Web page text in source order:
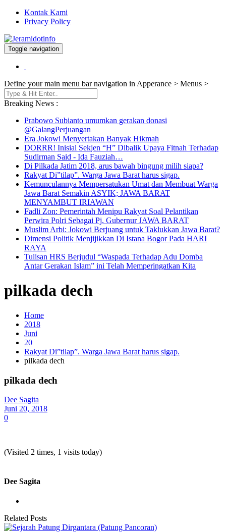
Kontak Kami
Privacy Policy
Jeramidotinfo
Berita dan Informasi Terkini
Toggle navigation
Define your main menu bar navigation in Apperance > Menus >
Breaking News :
Prabowo Subianto umumkan gerakan donasi
@GalangPerjuangan
Era Jokowi Menyertakan Banyak Hikmah
DORRR! Inisial Sekjen “H” Dibalik Upaya Fitnah Terhadap
Sudirman Said - Ida Fauziah…
Di Pilkada Jatim 2018, arus bawah bingung milih siapa?
Rakyat Di”tilap”. Warga Jawa Barat harus sigap.
Kemunculannya Mempersatukan Umat dan Membuat Warga
Jawa Barat Semakin ASYIK; JAWA BARAT
MENYAMBUT IRIAWAN
Fadli Zon: Pemerintah Menipu Rakyat Soal Pelantikan
Perwira Polri Sebagai Pj. Gubernur JAWA BARAT
Muslim Arbi: Jokowi Berjuang untuk Taklukkan Jawa Barat?
Dimensi Politik Menjijikkan Di Istana Bogor Pada HARI
RAYA
Tulisan HRS Berjudul “Waspada Terhadap Adu Domba
Antar Gerakan Islam” ini Telah Memperingatkan Kita
pilkada dech
Home
2018
Juni
20
Rakyat Di”tilap”. Warga Jawa Barat harus sigap.
pilkada dech
pilkada dech
Dee Sagita
Juni 20, 2018
0
(Visited 2 times, 1 visits today)
Dee Sagita
Related Posts